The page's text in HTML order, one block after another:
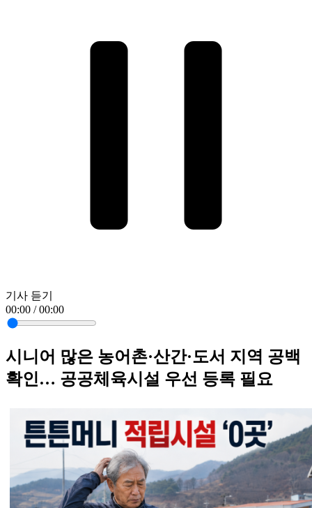
기사 듣기
00:00 / 00:00
시니어 많은 농어촌·산간·도서 지역 공백
확인… 공공체육시설 우선 등록 필요